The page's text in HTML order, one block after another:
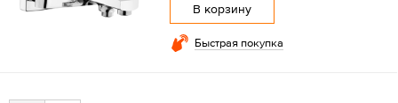
В корзину
Быстрая покупка